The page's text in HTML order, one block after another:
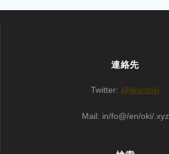
連絡先
Twitter: @jikantoki
Mail: in/fo@/en/oki/.xyz